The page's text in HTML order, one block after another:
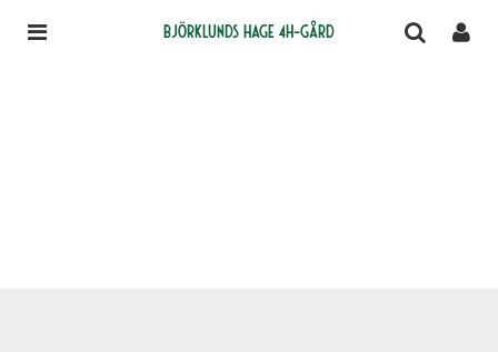
Björklunds Hage 4H-gård